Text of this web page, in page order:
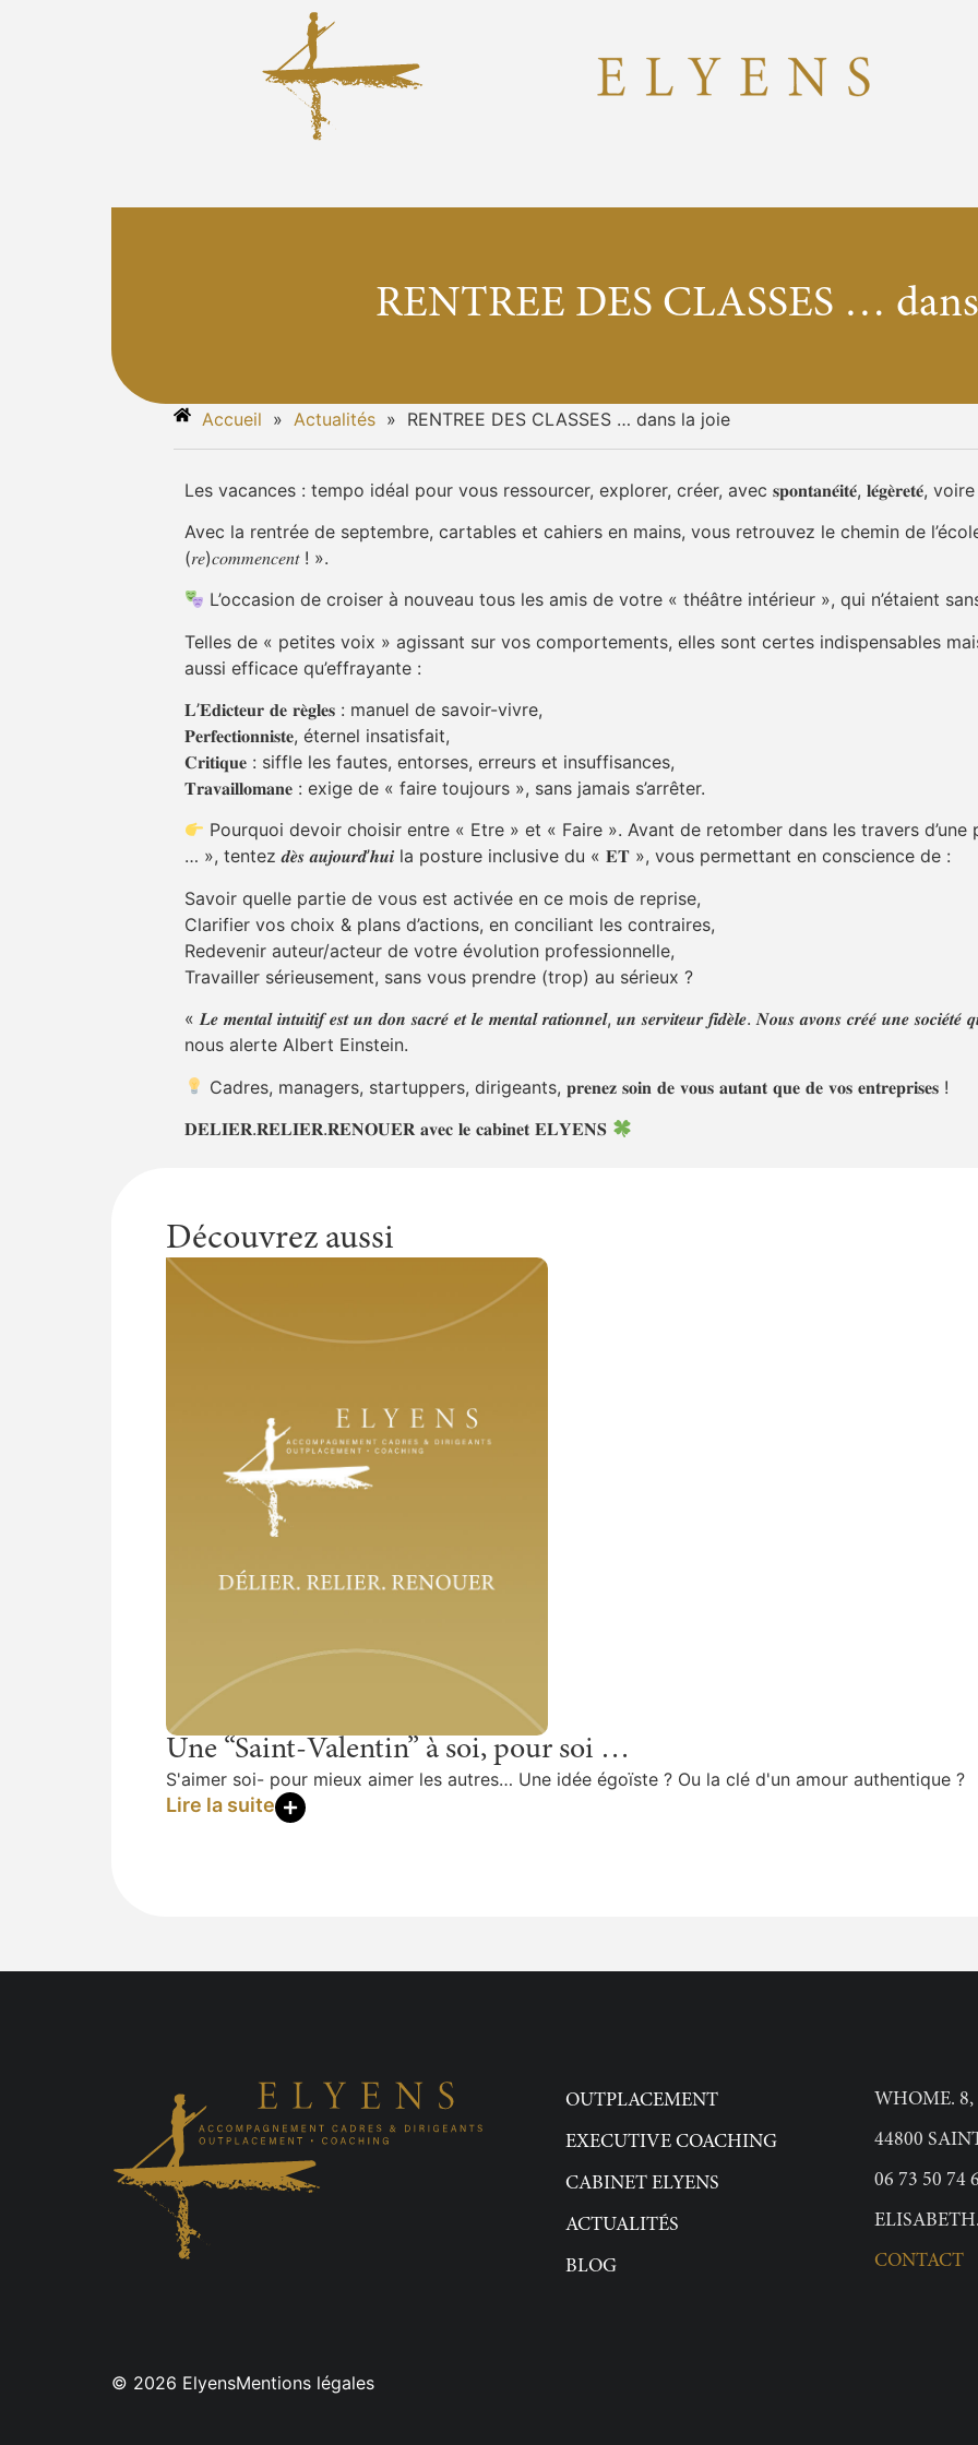
RENTREE DES CLASSES …
Accueil » Actualités » RENTREE DES CLASSES … dans la joie
Les vacances : tempo idéal pour vous ressourcer, explorer, créer, avec 𝐬𝐩𝐨𝐧𝐭𝐚𝐧𝐞́𝐢𝐭𝐞́, 𝐥𝐞́𝐠𝐞̀𝐫𝐞𝐭𝐞́, voire
Avec la rentrée de septembre, cartables et cahiers en mains, vous retrouvez le chemin de l’école et
(𝑟𝑒)𝑐𝑜𝑚𝑚𝑒𝑛𝑐𝑒𝑛𝑡 ! ».
L’occasion de croiser à nouveau tous les amis de votre « théâtre intérieur », qui n’étaient
Telles de « petites voix » agissant sur vos comportements, elles sont certes indispensables
aussi efficace qu’effrayante :
𝐋’𝐄𝐝𝐢𝐜𝐭𝐞𝐮𝐫 𝐝𝐞 𝐫𝐞̀𝐠𝐥𝐞𝐬 : manuel de savoir-vivre,
𝐏𝐞𝐫𝐟𝐞𝐜𝐭𝐢𝐨𝐧𝐧𝐢𝐬𝐭𝐞, éternel insatisfait,
𝐂𝐫𝐢𝐭𝐢𝐪𝐮𝐞 : siffle les fautes, entorses, erreurs et insuffisances,
𝐓𝐫𝐚𝐯𝐚𝐢𝐥𝐥𝐨𝐦𝐚𝐧𝐞 : exige de « faire toujours », sans jamais s’arrêter.
Pourquoi devoir choisir entre « Etre » et « Faire ». Avant de retomber dans les travers d’une
… », tentez 𝒅𝒆̀𝒔 𝒂𝒖𝒋𝒐𝒖𝒓𝒅’𝒉𝒖𝒊 la posture inclusive du « 𝐄𝐓 », vous permettant en conscience de :
Savoir quelle partie de vous est activée en ce mois de reprise,
Clarifier vos choix & plans d’actions, en conciliant les contraires,
Redevenir auteur/acteur de votre évolution professionnelle,
Travailler sérieusement, sans vous prendre (trop) au sérieux ?
« 𝑳𝒆 𝒎𝒆𝒏𝒕𝒂𝒍 𝒊𝒏𝒕𝒖𝒊𝒕𝒊𝒇 𝒆𝒔𝒕 𝒖𝒏 𝒅𝒐𝒏 𝒔𝒂𝒄𝒓𝒆́ 𝒆𝒕 𝒍𝒆 𝒎𝒆𝒏𝒕𝒂𝒍 𝒓𝒂𝒕𝒊𝒐𝒏𝒏𝒆𝒍, 𝒖𝒏 𝒔𝒆𝒓𝒗𝒊𝒕𝒆𝒖𝒓 𝒇𝒊𝒅𝒆̀𝒍𝒆. 𝑵𝒐𝒖𝒔 𝒂𝒗𝒐𝒏𝒔 𝒄𝒓𝒆́𝒆́ 𝒖𝒏𝒆 𝒔𝒐𝒄𝒊𝒆́𝒕𝒆́
nous alerte Albert Einstein.
Cadres, managers, startuppers, dirigeants, 𝐩𝐫𝐞𝐧𝐞𝐳 𝐬𝐨𝐢𝐧 𝐝𝐞 𝐯𝐨𝐮𝐬 𝐚𝐮𝐭𝐚𝐧𝐭 𝐪𝐮𝐞 𝐝𝐞 𝐯𝐨𝐬 𝐞𝐧𝐭𝐫𝐞𝐩𝐫𝐢𝐬𝐞𝐬 !
𝐃𝐄𝐋𝐈𝐄𝐑.𝐑𝐄𝐋𝐈𝐄𝐑.𝐑𝐄𝐍𝐎𝐔𝐄𝐑 𝐚𝐯𝐞𝐜 𝐥𝐞 𝐜𝐚𝐛𝐢𝐧𝐞𝐭 𝐄𝐋𝐘𝐄𝐍𝐒
Découvrez aussi
Une “Saint-Valentin” à soi, pour soi …
S'aimer soi- pour mieux aimer les autres… Une idée égoïste ? Ou la clé d'un amour authentique ?
Lire la suite
OUTPLACEMENT
EXECUTIVE COACHING
CABINET ELYENS
ACTUALITÉS
BLOG
WHOME. 8,
44800
06 73 50 74
CONTACT
© 2026 ElyensMentions légales